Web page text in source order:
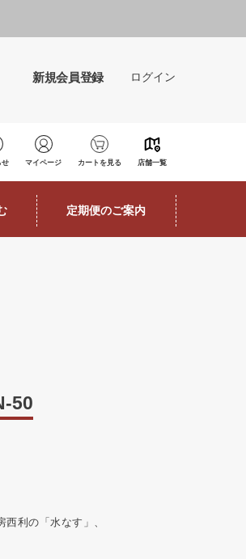
新規会員登録 ログイン
せ マイページ カートを見る 店舗一覧
定期便のご案内
50
利の「水なす」、